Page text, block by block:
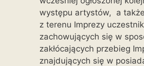
występu artystów, a
z terenu Imprezy
zachowujących się w
zakłócających przebieg
znajdujących się w